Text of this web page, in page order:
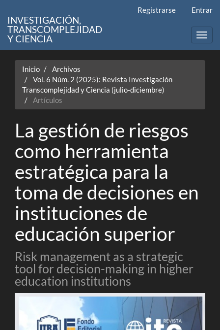
principal
Contenido
principal
Registrarse Entrar
INVESTIGACIÓN,
TRANSCOMPLEJIDAD
Y CIENCIA
Inicio
Archivos
Vol. 6 Núm. 2 (2025): Revista Investigación
Transcomplejidad y Ciencia (julio-diciembre)
Artículos
La gestión de riesgos
como herramienta
estratégica para la
toma de decisiones en
instituciones de
educación superior
Risk management as a strategic
tool for decision-making in higher
education institutions
lateral